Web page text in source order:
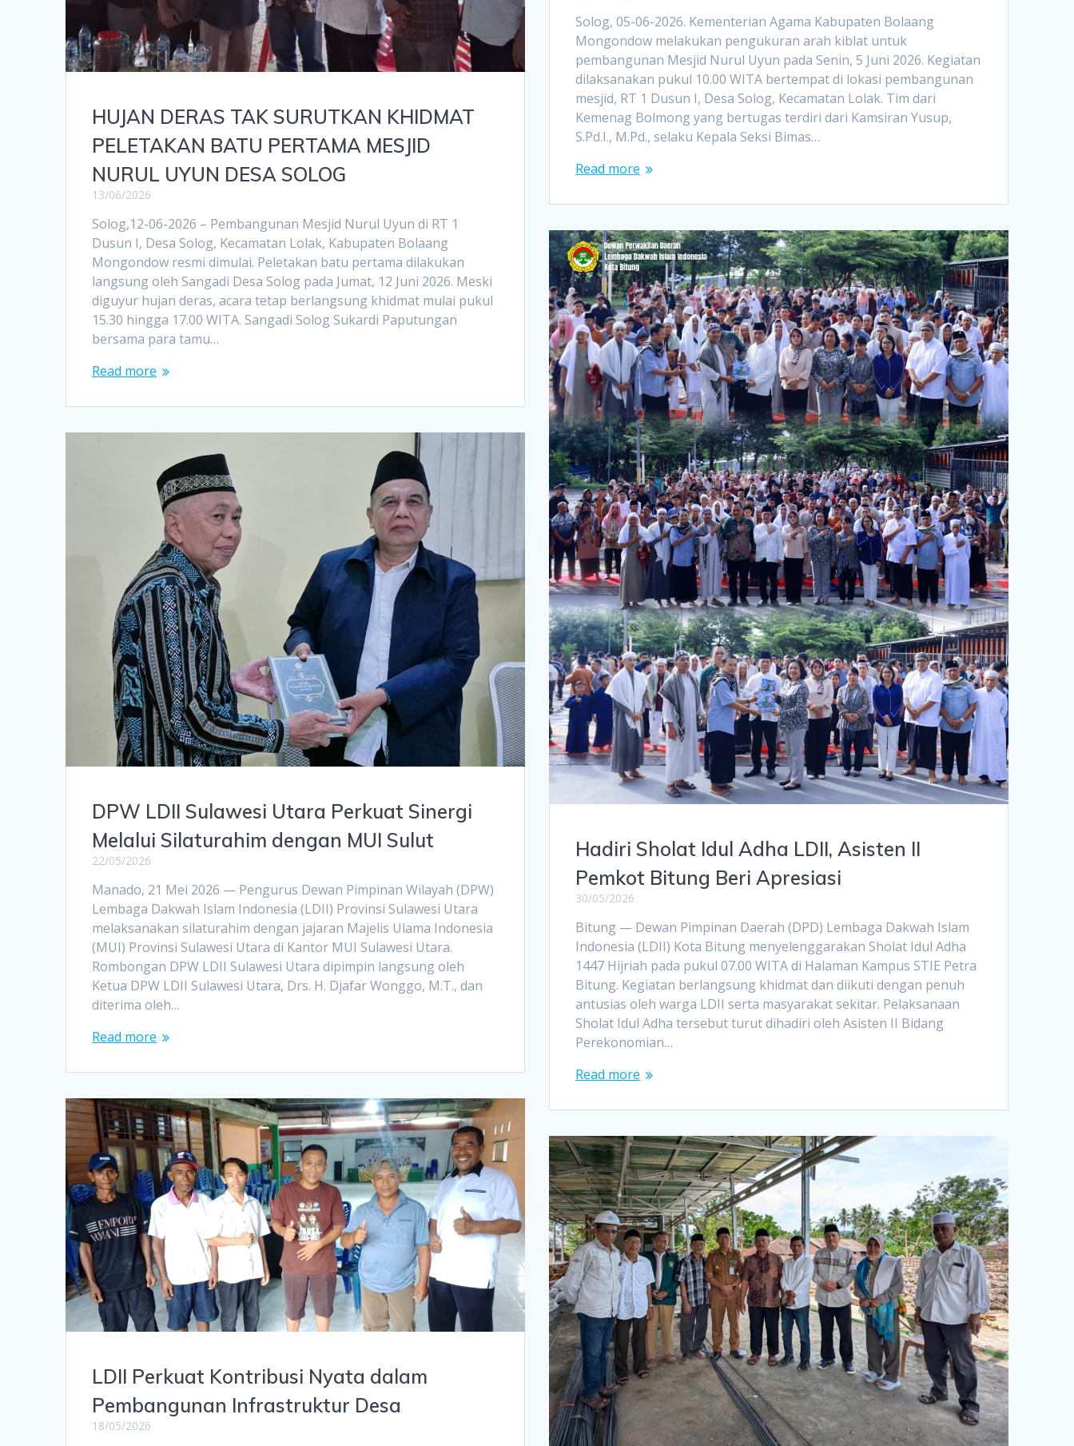
Solog, 05-06-2026. Kementerian Agama Kabupaten Bolaang
Mongondow melakukan pengukuran arah kiblat untuk
pembangunan Mesjid Nurul Uyun pada Senin, 5 Juni 2026. Kegiatan
dilaksanakan pukul 10.00 WITA bertempat di lokasi pembangunan
mesjid, RT 1 Dusun I, Desa Solog, Kecamatan Lolak. Tim dari
Kemenag Bolmong yang bertugas terdiri dari Kamsiran Yusup,
S.Pd.I., M.Pd., selaku Kepala Seksi Bimas…
Read more
HUJAN DERAS TAK SURUTKAN KHIDMAT
PELETAKAN BATU PERTAMA MESJID
NURUL UYUN DESA SOLOG
13/06/2026
Solog,12-06-2026 – Pembangunan Mesjid Nurul Uyun di RT 1
Dusun I, Desa Solog, Kecamatan Lolak, Kabupaten Bolaang
Mongondow resmi dimulai. Peletakan batu pertama dilakukan
langsung oleh Sangadi Desa Solog pada Jumat, 12 Juni 2026. Meski
diguyur hujan deras, acara tetap berlangsung khidmat mulai pukul
15.30 hingga 17.00 WITA. Sangadi Solog Sukardi Paputungan
bersama para tamu…
Read more
Hadiri Sholat Idul Adha LDII, Asisten II
Pemkot Bitung Beri Apresiasi
30/05/2026
Bitung — Dewan Pimpinan Daerah (DPD) Lembaga Dakwah Islam
Indonesia (LDII) Kota Bitung menyelenggarakan Sholat Idul Adha
1447 Hijriah pada pukul 07.00 WITA di Halaman Kampus STIE Petra
Bitung. Kegiatan berlangsung khidmat dan diikuti dengan penuh
antusias oleh warga LDII serta masyarakat sekitar. Pelaksanaan
Sholat Idul Adha tersebut turut dihadiri oleh Asisten II Bidang
Perekonomian…
Read more
DPW LDII Sulawesi Utara Perkuat Sinergi
Melalui Silaturahim dengan MUI Sulut
22/05/2026
Manado, 21 Mei 2026 — Pengurus Dewan Pimpinan Wilayah (DPW)
Lembaga Dakwah Islam Indonesia (LDII) Provinsi Sulawesi Utara
melaksanakan silaturahim dengan jajaran Majelis Ulama Indonesia
(MUI) Provinsi Sulawesi Utara di Kantor MUI Sulawesi Utara.
Rombongan DPW LDII Sulawesi Utara dipimpin langsung oleh
Ketua DPW LDII Sulawesi Utara, Drs. H. Djafar Wonggo, M.T., dan
diterima oleh…
Read more
LDII Perkuat Kontribusi Nyata dalam
Pembangunan Infrastruktur Desa
18/05/2026